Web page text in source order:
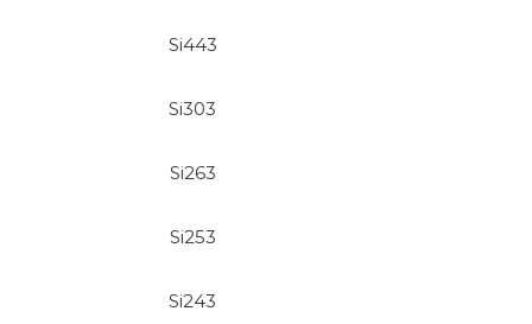
Si443
Si303
Si263
Si253
Si243